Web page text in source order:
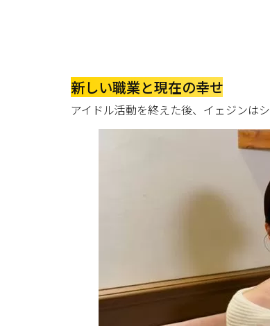
新しい職業と現在の幸せ
アイドル活動を終えた後、イェジンは